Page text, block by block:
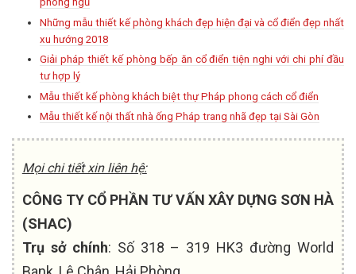
Những mẫu thiết kế phòng khách đẹp hiện đại và cổ điển đẹp nhất
xu hướng 2018
Giải pháp thiết kế phòng bếp ăn cổ điển tiện nghi với chi phí đầu
tư hợp lý
Mẫu thiết kế phòng khách biệt thự Pháp phong cách cổ điển
Mẫu thiết kế nội thất nhà ống Pháp trang nhã đẹp tại Sài Gòn
Mọi chi tiết xin liên hệ:
CÔNG TY CỔ PHẦN TƯ VẤN XÂY DỰNG SƠN HÀ
(SHAC)
Trụ sở chính: Số 318 – 319 HK3 đường World